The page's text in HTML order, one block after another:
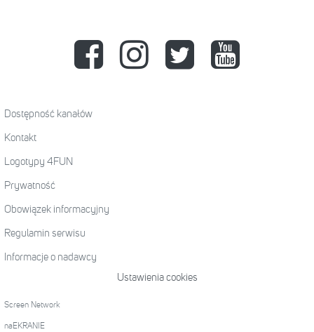
Dostępność kanałów
Kontakt
Logotypy 4FUN
Prywatność
Obowiązek informacyjny
Regulamin serwisu
Informacje o nadawcy
Ustawienia cookies
Screen Network
naEKRANIE